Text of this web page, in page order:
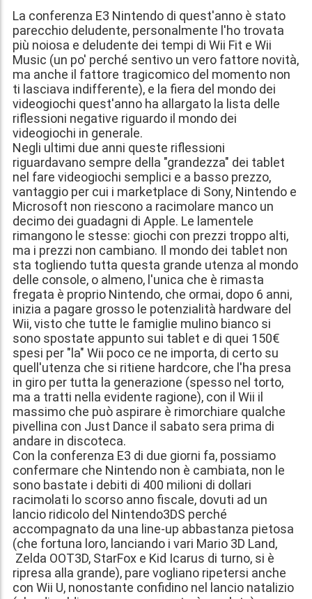
La conferenza E3 Nintendo di quest'anno è stato
parecchio deludente, personalmente l'ho trovata
più noiosa e deludente dei tempi di Wii Fit e Wii
Music (un po' perché sentivo un vero fattore novità,
ma anche il fattore tragicomico del momento non
ti lasciava indifferente), e la fiera del mondo dei
videogiochi quest'anno ha allargato la lista delle
riflessioni negative riguardo il mondo dei
videogiochi in generale.
Negli ultimi due anni queste riflessioni
riguardavano sempre della "grandezza" dei tablet
nel fare videogiochi semplici e a basso prezzo,
vantaggio per cui i marketplace di Sony, Nintendo e
Microsoft non riescono a racimolare manco un
decimo dei guadagni di Apple. Le lamentele
rimangono le stesse: giochi con prezzi troppo alti,
ma i prezzi non cambiano. Il mondo dei tablet non
sta togliendo tutta questa grande utenza al mondo
delle console, o almeno, l'unica che è rimasta
fregata è proprio Nintendo, che ormai, dopo 6 anni,
inizia a pagare grosso le potenzialità hardware del
Wii, visto che tutte le famiglie mulino bianco si
sono spostate appunto sui tablet e di quei 150€
spesi per "la" Wii poco ce ne importa, di certo su
quell'utenza che si ritiene hardcore, che l'ha presa
in giro per tutta la generazione (spesso nel torto,
ma a tratti nella evidente ragione), con il Wii il
massimo che può aspirare è rimorchiare qualche
pivellina con Just Dance il sabato sera prima di
andare in discoteca.
Con la conferenza E3 di due giorni fa, possiamo
confermare che Nintendo non è cambiata, non le
sono bastate i debiti di 400 milioni di dollari
racimolati lo scorso anno fiscale, dovuti ad un
lancio ridicolo del Nintendo3DS perché
accompagnato da una line-up abbastanza pietosa
(che fortuna loro, lanciando i vari Mario 3D Land,
Zelda OOT3D, StarFox e Kid Icarus di turno, si è
ripresa alla grande), pare vogliano ripetersi anche
con Wii U, nonostante confidino nel lancio natalizio